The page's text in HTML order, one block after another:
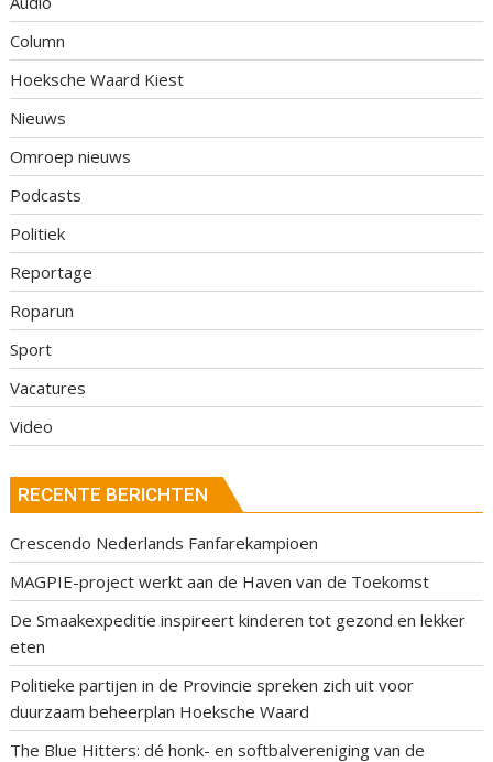
Column
Hoeksche Waard Kiest
Nieuws
Omroep nieuws
Podcasts
Politiek
Reportage
Roparun
Sport
Vacatures
Video
RECENTE BERICHTEN
Crescendo Nederlands Fanfarekampioen
MAGPIE-project werkt aan de Haven van de Toekomst
De Smaakexpeditie inspireert kinderen tot gezond en lekker
eten
Politieke partijen in de Provincie spreken zich uit voor
duurzaam beheerplan Hoeksche Waard
The Blue Hitters: dé honk- en softbalvereniging van de